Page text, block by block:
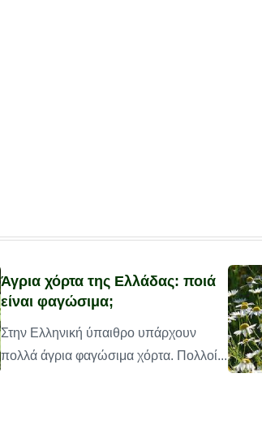
Άγρια χόρτα της Ελλάδας: ποιά
είναι φαγώσιμα;
Στην Ελληνική ύπαιθρο υπάρχουν
πολλά άγρια φαγώσιμα χόρτα. Πολλοί...